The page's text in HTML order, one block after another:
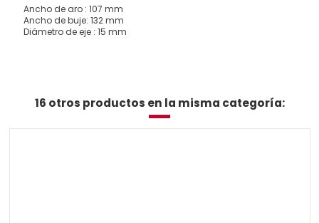
Ancho de aro : 107 mm
Ancho de buje: 132 mm
Diámetro de eje : 15 mm
16 otros productos en la misma categoría: